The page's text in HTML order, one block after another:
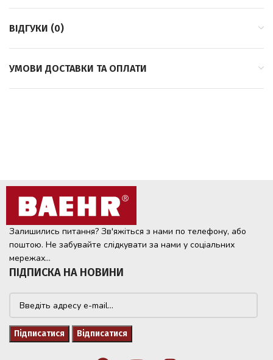
ВІДГУКИ (0)
УМОВИ ДОСТАВКИ ТА ОПЛАТИ
Залишились питання? Зв'яжіться з нами по телефону, або
поштою. Не забувайте слідкувати за нами у соціальних
мережах...
ПІДПИСКА НА НОВИНИ